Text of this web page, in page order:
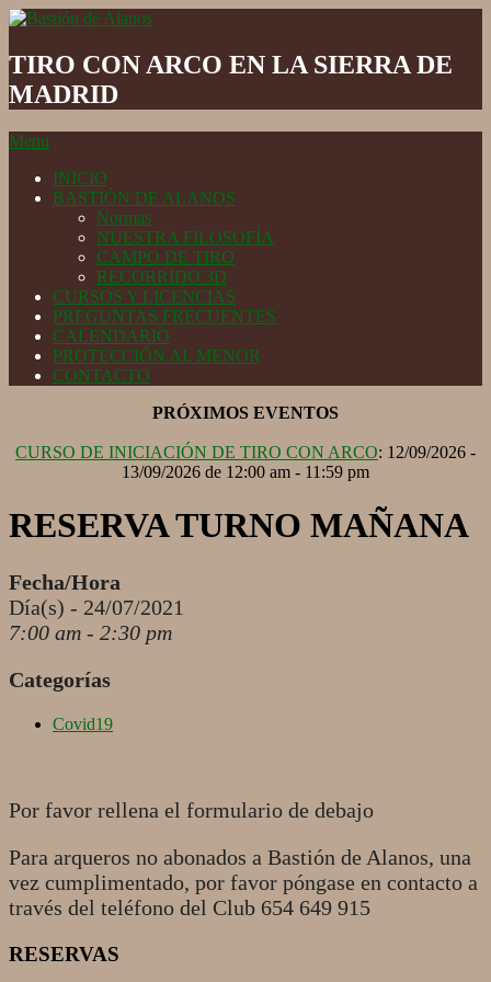
Skip
content
de
Alanos
TIRO CON ARCO EN LA SIERRA DE
MADRID
Secondary
Menu
Menu
INICIO
BASTIÓN DE ALANOS
Normas
NUESTRA FILOSOFÍA
CAMPO DE TIRO
RECORRIDO 3D
CURSOS Y LICENCIAS
PREGUNTAS FRECUENTES
CALENDARIO
PROTECCIÓN AL MENOR
CONTACTO
PRÓXIMOS EVENTOS
CURSO DE INICIACIÓN DE TIRO CON ARCO: 12/09/2026 -
13/09/2026 de 12:00 am - 11:59 pm
RESERVA TURNO MAÑANA
Fecha/Hora
Día(s) - 24/07/2021
7:00 am - 2:30 pm
Categorías
Covid19
Por favor rellena el formulario de debajo
Para arqueros no abonados a Bastión de Alanos, una
vez cumplimentado, por favor póngase en contacto a
través del teléfono del Club 654 649 915
RESERVAS